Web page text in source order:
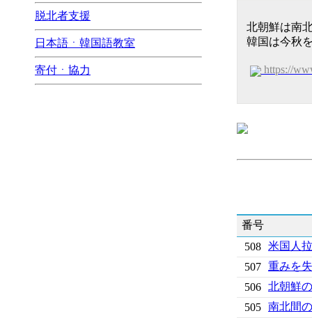
脱北者支援
日本語ㆍ韓国語教室
寄付ㆍ協力
北朝鮮は南
韓国は今秋
https://
番号
508
米国人
507
重みを
506
北朝鮮
505
南北間